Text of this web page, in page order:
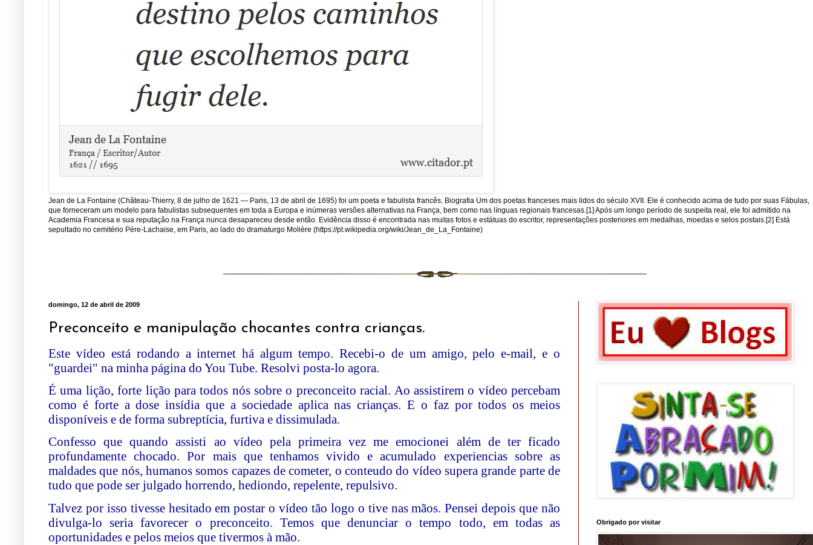
Jean de La Fontaine (Château-Thierry, 8 de julho de 1621 — Paris, 13 de abril de 1695) foi um poeta e fabulista francês. Biografia Um dos poetas franceses mais lidos do século XVII. Ele é conhecido acima de tudo por suas Fábulas,
que forneceram um modelo para fabulistas subsequentes em toda a Europa e inúmeras versões alternativas na França, bem como nas línguas regionais francesas.[1] Após um longo período de suspeita real, ele foi admitido na
Academia Francesa e sua reputação na França nunca desapareceu desde então. Evidência disso é encontrada nas muitas fotos e estátuas do escritor, representações posteriores em medalhas, moedas e selos postais.[2] Está
sepultado no cemitério Père-Lachaise, em Paris, ao lado do dramaturgo Molière (https://pt.wikipedia.org/wiki/Jean_de_La_Fontaine)
domingo, 12 de abril de 2009
Preconceito e manipulação chocantes contra crianças.
Este vídeo está rodando a internet há algum tempo. Recebi-o de um amigo, pelo e-mail, e o
"guardei" na minha página do You Tube. Resolvi posta-lo agora.
É uma lição, forte lição para todos nós sobre o preconceito racial. Ao assistirem o vídeo percebam
como é forte a dose insídia que a sociedade aplica nas crianças. E o faz por todos os meios
disponíveis e de forma subreptícia, furtiva e dissimulada.
Confesso que quando assisti ao vídeo pela primeira vez me emocionei além de ter ficado
profundamente chocado. Por mais que tenhamos vivido e acumulado experiencias sobre as
maldades que nós, humanos somos capazes de cometer, o conteudo do vídeo supera grande parte de
tudo que pode ser julgado horrendo, hediondo, repelente, repulsivo.
Talvez por isso tivesse hesitadoem postar o vídeo tão logo o tive nas mãos. Pensei depois que não
divulga-lo seria favorecer o preconceito. Temos que denunciar o tempo todo, em todas as
oportunidades e pelos meios que tivermos à mão.
Obrigado por visitar